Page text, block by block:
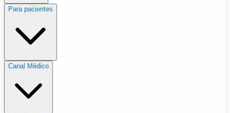
Para pacientes
Canal Médico